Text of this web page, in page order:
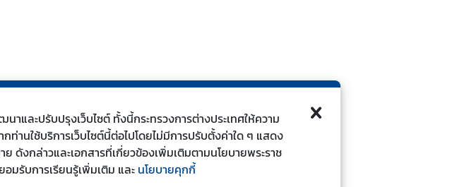
และปรับปรุงเว็บไซต์ ทั้งนี้กระทรวงการต่างประเทศให้ความ
นใช้บริการเว็บไซต์นี้ต่อไปโดยไม่มีการปรับตั้งค่าใด ๆ แสดง
ดังกล่าวและเอกสารที่เกี่ยวข้องเพิ่มเติมตามนโยบายพระราช
รับการเรียนรู้เพิ่มเติม และ นโยบายคุกกี้